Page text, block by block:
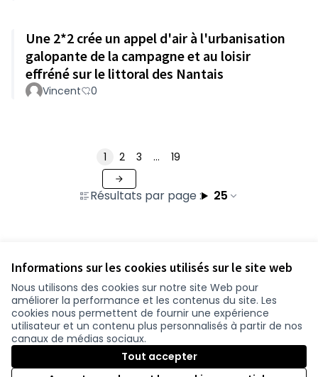
Informations sur les cookies utilisés sur le site web
Nous utilisons des cookies sur notre site Web pour
améliorer la performance et les contenus du site. Les
cookies nous permettent de fournir une expérience
utilisateur et un contenu plus personnalisés à partir de nos
canaux de médias sociaux.
Tout accepter
Une 2*2 crée un appel d'air à l'urbanisation
galopante de la campagne et au loisir
effréné sur le littoral des Nantais
Vincent 0
Résultats par page : 25
1 2 3 … 19
Conditions d'utilisation
Paramètres des cookies
participer.loire-atlantique.fr sur Facebook
(Nouvelle fenêtre)
participer.loire-atlantique.fr sur Instagram
(Nouvelle fenêtre)
participer.loire-atlantique.fr sur YouTube
(Nouvelle fenêtre)